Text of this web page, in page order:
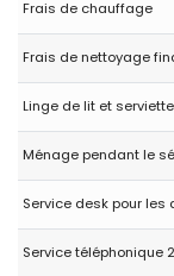
no tiene batidora.
(Traduit par
des bébés, la
parfait
Frais de chauffage
Frais de nettoyage
Linge de lit et
Ménage pendant le
Service desk pour
Service téléphonique